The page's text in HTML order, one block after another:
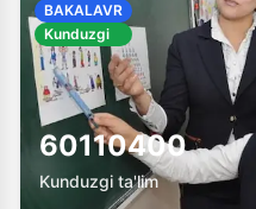
60110400
Kunduzgi ta'lim
BAKALAVR
Kunduzgi